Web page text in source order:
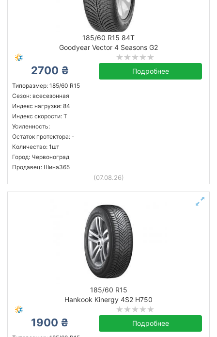
185/60 R15 84T
Goodyear Vector 4 Seasons G2
2700 ₴ Подробнее
Типоразмер: 185/60 R15
Сезон: всесезонная
Индекс нагрузки: 84
Индекс скорости: T
Усиленность:
Остаток протектора: -
Количество: 1шт
Город: Червоноград
Продавец: Шина365
(07.08.26)
185/60 R15
Hankook Kinergy 4S2 H750
1900 ₴ Подробнее